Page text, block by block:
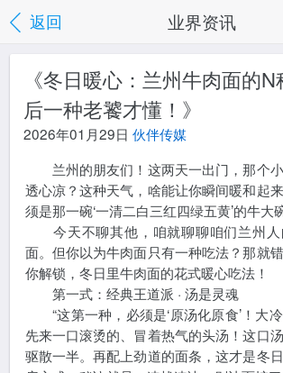
返回 业界资讯
《冬日暖心：兰州牛肉面的
后一种老饕才懂！》
2026年01月29日伙伴传媒
兰州的朋友们！这两天一出门，那个
透心凉？这种天气，啥能让你瞬间暖和起
须是那一碗‘一清二白三红四绿五黄’的牛大
今天不聊其他，咱就聊聊咱们兰州
面。但你以为牛肉面只有一种吃法？那就
你解锁，冬日里牛肉面的花式暖心吃法！
第一式：经典王道派 · 汤是灵魂
“这第一种，必须是‘原汤化原食’！大冷
先来一口滚烫的、冒着热气的头汤！这口
驱散一半。再配上劲道的面条，这才是冬